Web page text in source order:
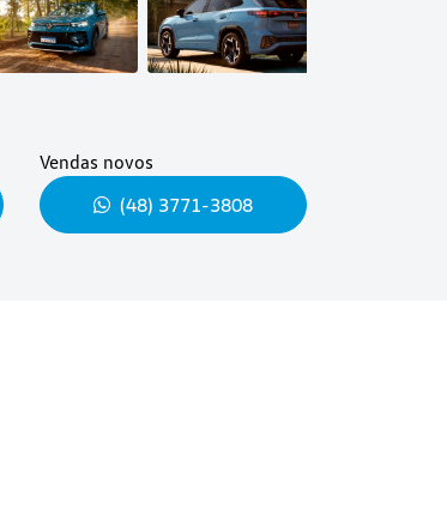
Vendas novos
(48) 3771-3808